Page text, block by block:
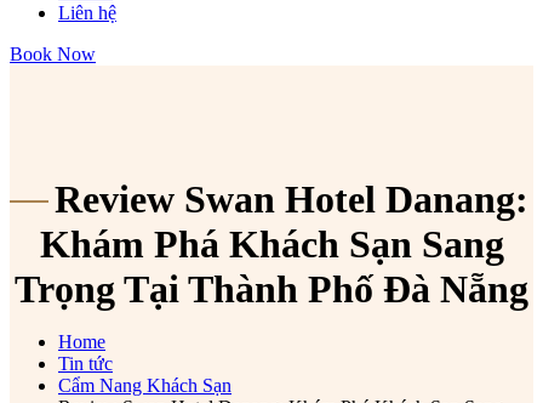
Liên hệ
Book Now
Review Swan Hotel Danang:
Khám Phá Khách Sạn Sang
Trọng Tại Thành Phố Đà Nẵng
Home
Tin tức
Cẩm Nang Khách Sạn